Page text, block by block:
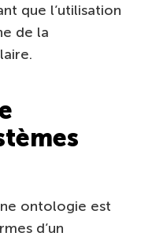
que l’utilisation
de la
ontologie est
d’un